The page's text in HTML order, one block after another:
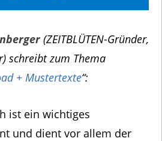
(ZEITBLÜTEN-Gründer,
schreibt zum Thema
+ Mustertexte“:
ist ein wichtiges
und dient vor allem der